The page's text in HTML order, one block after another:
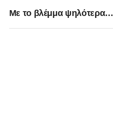
Με το βλέμμα ψηλότερα…